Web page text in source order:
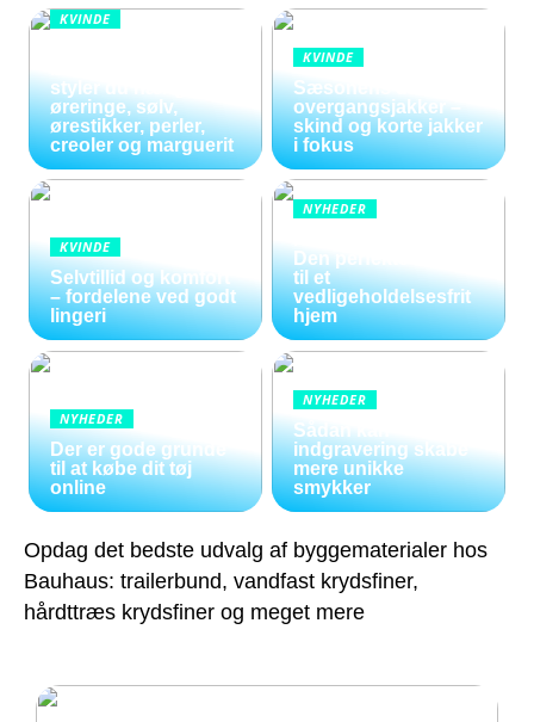
KVINDE
styler du hænge
øreringe, sølv,
ørestikker, perler,
creoler og marguerit
KVINDE
Sæsonens dame
overgangsjakker –
skind og korte jakker
i fokus
KVINDE
Selvtillid og komfort
– fordelene ved godt
lingeri
NYHEDER
Den perfekte løsning
til et
vedligeholdelsesfrit
hjem
NYHEDER
Der er gode grunde
til at købe dit tøj
online
NYHEDER
Sådan kan
indgravering skabe
mere unikke
smykker
Opdag det bedste udvalg af byggematerialer hos
Bauhaus: trailerbund, vandfast krydsfiner,
hårdttræs krydsfiner og meget mere